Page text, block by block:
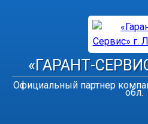
«ГАРАНТ-
Официальный партнер
обл.